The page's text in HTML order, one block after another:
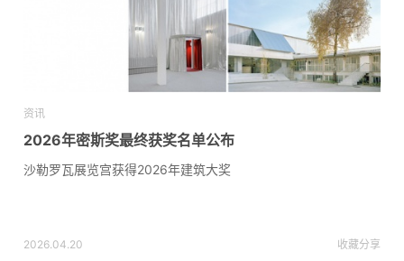
资讯
2026年密斯奖最终获奖名单公布
沙勒罗瓦展览宫获得2026年建筑大奖
2026.04.20 收藏分享